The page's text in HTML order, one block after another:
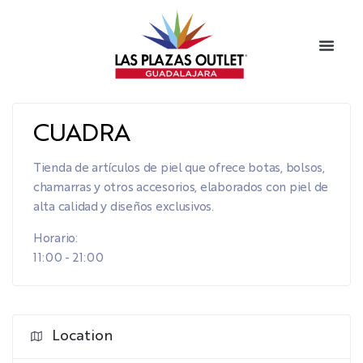
CUADRA
Tienda de artículos de piel que ofrece botas, bolsos,
chamarras y otros accesorios, elaborados con piel de
alta calidad y diseños exclusivos.
Horario:
11:00 - 21:00
Location